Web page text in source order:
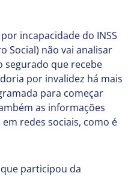
incapacidade do INSS
Social) não vai analisar
segurado que recebe
por invalidez há mais
para começar
as informações
redes sociais, como é
participou da